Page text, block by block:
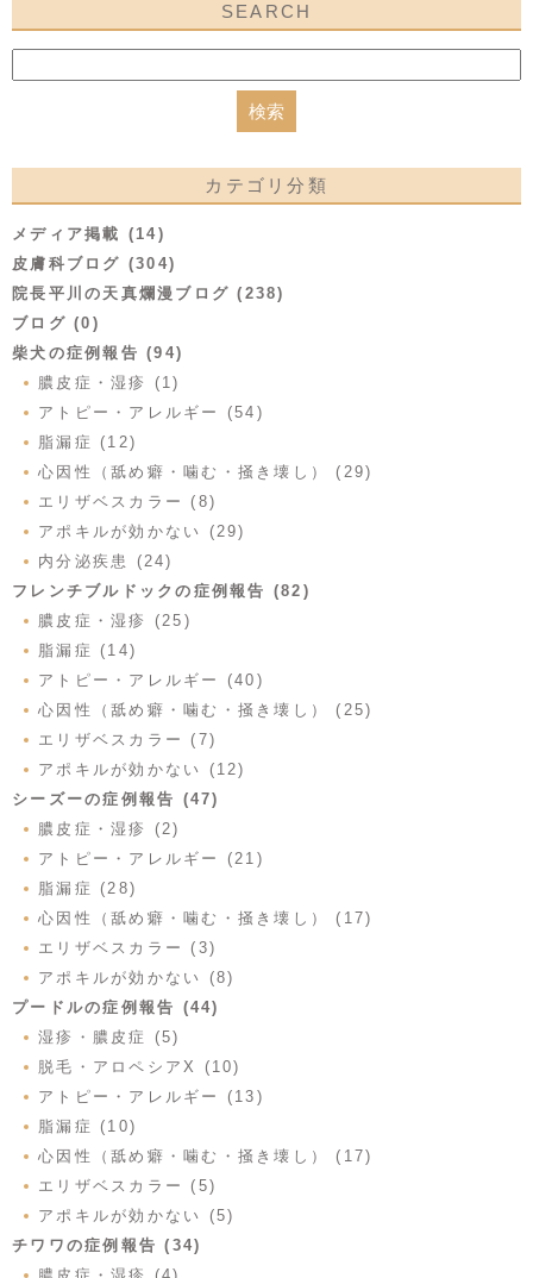
SEARCH
カテゴリ分類
メディア掲載 (14)
皮膚科ブログ (304)
院長平川の天真爛漫ブログ (238)
ブログ (0)
柴犬の症例報告 (94)
膿皮症・湿疹 (1)
アトピー・アレルギー (54)
脂漏症 (12)
心因性（舐め癖・噛む・掻き壊し） (29)
エリザベスカラー (8)
アポキルが効かない (29)
内分泌疾患 (24)
フレンチブルドックの症例報告 (82)
膿皮症・湿疹 (25)
脂漏症 (14)
アトピー・アレルギー (40)
心因性（舐め癖・噛む・掻き壊し） (25)
エリザベスカラー (7)
アポキルが効かない (12)
シーズーの症例報告 (47)
膿皮症・湿疹 (2)
アトピー・アレルギー (21)
脂漏症 (28)
心因性（舐め癖・噛む・掻き壊し） (17)
エリザベスカラー (3)
アポキルが効かない (8)
プードルの症例報告 (44)
湿疹・膿皮症 (5)
脱毛・アロペシアX (10)
アトピー・アレルギー (13)
脂漏症 (10)
心因性（舐め癖・噛む・掻き壊し） (17)
エリザベスカラー (5)
アポキルが効かない (5)
チワワの症例報告 (34)